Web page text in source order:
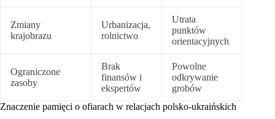
Zmiany
krajobrazu
Urbanizacja,
rolnictwo
Utrata
punktów
orientacyjnych
Ograniczone
zasoby
Brak
finansów i
ekspertów
Powolne
odkrywanie
grobów
Znaczenie pamięci o ofiarach w relacjach polsko-ukraińskich